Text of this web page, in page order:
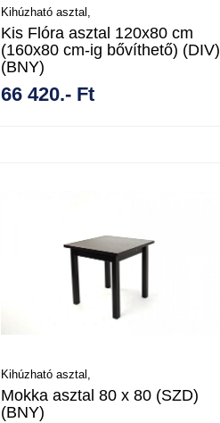
Kihúzható asztal,
Kis Flóra asztal 120x80 cm
(160x80 cm-ig bővíthető) (DIV)
(BNY)
66 420.- Ft
Kihúzható asztal,
Mokka asztal 80 x 80 (SZD)
(BNY)